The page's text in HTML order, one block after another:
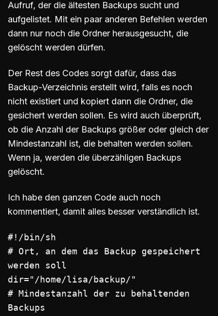
Aufruf, der die ältesten Backups sucht und
aufgelistet. Mit ein paar anderen Befehlen werden
dann nur noch die Ordner herausgesucht, die
gelöscht werden dürfen.
Der Rest des Codes sorgt dafür, dass das
Backup-Verzeichnis erstellt wird, falls es noch
nicht existiert und kopiert dann die Ordner, die
gesichert werden sollen. Es wird auch überprüft,
ob die Anzahl der Backups größer oder gleich der
Mindestanzahl ist, die behalten werden sollen.
Wenn ja, werden die überzähligen Backups
gelöscht.
Ich habe den ganzen Code auch noch
kommentiert, damit alles besser verständlich ist.
#!/bin/sh
# Ort, an dem das Backup gespeichert
werden soll
dir="/home/lisa/backup/"
# Mindestanzahl der zu behaltenden
Backups